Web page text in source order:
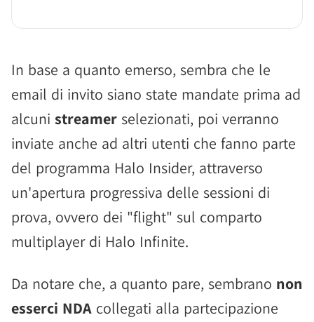
In base a quanto emerso, sembra che le
email di invito siano state mandate prima ad
alcuni streamer selezionati, poi verranno
inviate anche ad altri utenti che fanno parte
del programma Halo Insider, attraverso
un'apertura progressiva delle sessioni di
prova, ovvero dei "flight" sul comparto
multiplayer di Halo Infinite.
Da notare che, a quanto pare, sembrano non
esserci NDA collegati alla partecipazione